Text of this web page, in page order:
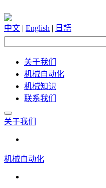
中文 | English | 日語
关于我们
机械自动化
机械知识
联系我们
关于我们
机械自动化